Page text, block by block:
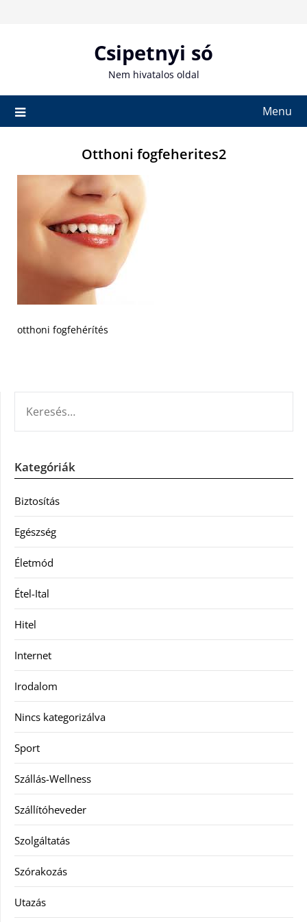
Csipetnyi só
Nem hivatalos oldal
Menu
Otthoni fogfeherites2
otthoni fogfehérítés
Kategóriák
Biztosítás
Egészség
Életmód
Étel-Ital
Hitel
Internet
Irodalom
Nincs kategorizálva
Sport
Szállás-Wellness
Szállítóheveder
Szolgáltatás
Szórakozás
Utazás